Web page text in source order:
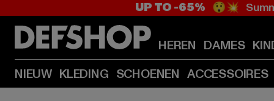
UP TO -65% 😲💥
HEREN DAMES
NIEUW KLEDING SCHOENEN ACCESSOIRES